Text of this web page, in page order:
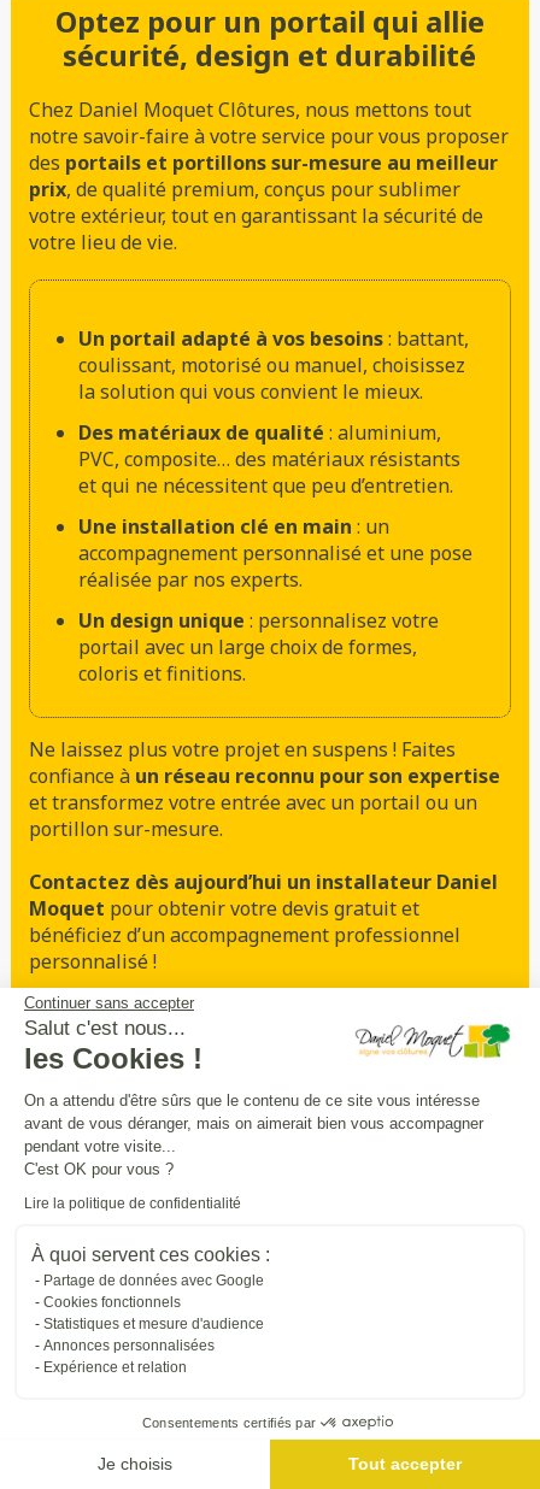
Continuer sans accepter
Salut c'est nous...
les Cookies !
On a attendu d'être sûrs que le contenu de ce site vous intéresse
avant de vous déranger, mais on aimerait bien vous accompagner
pendant votre visite...
C'est OK pour vous ?
Lire la politique de confidentialité
À quoi servent ces cookies :
Partage de données avec Google
Cookies fonctionnels
Statistiques et mesure d'audience
Annonces personnalisées
Expérience et relation
Consentements certifiés par
Je choisis Tout accepter
Optez pour un portail qui allie
sécurité, design et durabilité
Chez Daniel Moquet Clôtures, nous mettons tout
notre savoir-faire à votre service pour vous proposer
des portails et portillons sur-mesure au meilleur
prix, de qualité premium, conçus pour sublimer
votre extérieur, tout en garantissant la sécurité de
votre lieu de vie.
Un portail adapté à vos besoins: battant,
coulissant, motorisé ou manuel, choisissez
la solution qui vous convient le mieux.
Des matériaux de qualité : aluminium,
PVC, composite… des matériaux résistants
et qui ne nécessitent que peu d’entretien.
Une installation clé en main : un
accompagnement personnalisé et une pose
réalisée par nos experts.
Un design unique : personnalisez votre
portail avec un large choix de formes,
coloris et finitions.
Ne laissez plus votre projet en suspens ! Faites
confiance à un réseau reconnu pour son expertise
et transformez votre entrée avec un portail ou un
portillon sur-mesure.
Contactez dès aujourd’hui un installateur Daniel
Moquet pour obtenir votre devis gratuit et
bénéficiez d’un accompagnement professionnel
personnalisé !
Prendre rendez-vous
Sécurité intimité praticité
entourezet
beauté
Trouver une entreprise proche de chez vous